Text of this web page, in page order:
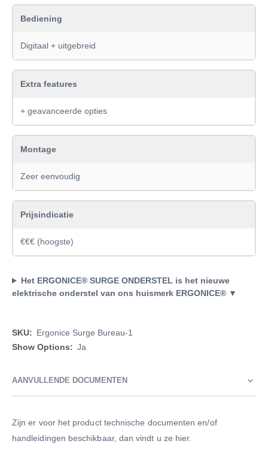
Bediening
Digitaal + uitgebreid
Extra features
+ geavanceerde opties
Montage
Zeer eenvoudig
Prijsindicatie
€€€ (hoogste)
Het ERGONICE® SURGE ONDERSTEL is het nieuwe
elektrische onderstel van ons huismerk ERGONICE®
Meer
informatie
Ergonice Surge Bureau-1
Ja
AANVULLENDE DOCUMENTEN
Zijn er voor het product technische documenten en/of
handleidingen beschikbaar, dan vindt u ze hier.